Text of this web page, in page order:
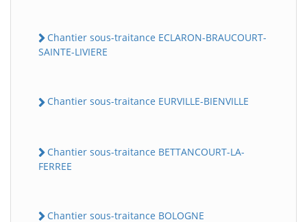
Chantier sous-traitance ECLARON-BRAUCOURT-
SAINTE-LIVIERE
Chantier sous-traitance EURVILLE-BIENVILLE
Chantier sous-traitance BETTANCOURT-LA-
FERREE
Chantier sous-traitance BOLOGNE